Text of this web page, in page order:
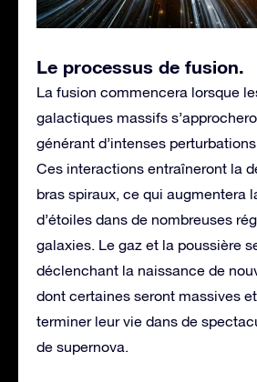
Le processus de fusion.
La fusion commencera lorsque
galactiques massifs
générant d’intenses
Ces interactions entraîneront la
bras spiraux, ce qui augmentera
d’étoiles dans de nombreuses
galaxies. Le gaz et la poussière
déclenchant la naissance de
dont certaines seront massives
terminer leur vie dans de
de supernova.